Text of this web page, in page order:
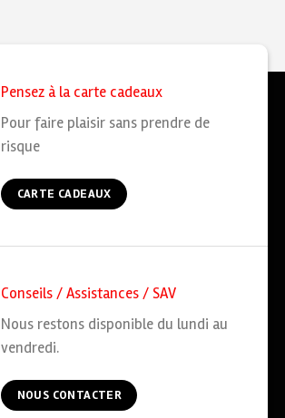
Pensez à la carte cadeaux
Pour faire plaisir sans prendre de
risque
CARTE CADEAUX
Conseils / Assistances / SAV
Nous restons disponible du lundi au
vendredi.
NOUS CONTACTER